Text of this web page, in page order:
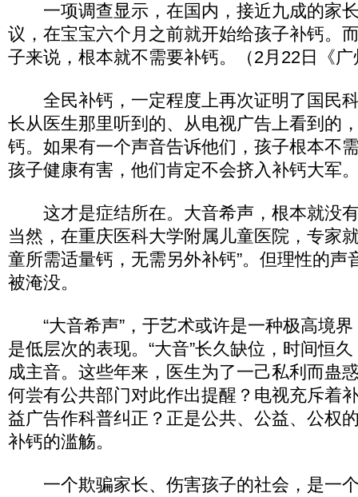
一项调查显示，在国内，接近九成的家
议，在宝宝六个月之前就开始给孩子补钙。
子来说，根本就不需要补钙。（2月22日《
全民补钙，一定程度上再次证明了国民
长从医生那里听到的、从电视广告上看到的
钙。如果有一个声音告诉他们，孩子根本不
孩子健康有害，他们肯定不会挤入补钙大军
这才是症结所在。大音希声，根本就没
当然，在重庆医科大学附属儿童医院，专家
童所需适量钙，无需另外补钙”。但理性的声
被淹没。
“大音希声”，于艺术或许是一种极高境界
是低层次的表现。“大音”长久缺位，时间恒
成主音。这些年来，医生为了一己私利而蛊
何尝有公共部门对此作出提醒？电视充斥着
益广告作科普纠正？正是公共、公益、公权
补钙的滥觞。
一个欺骗家长、伤害孩子的社会，是一